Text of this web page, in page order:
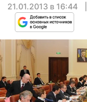
21.01.2013 в 16:44